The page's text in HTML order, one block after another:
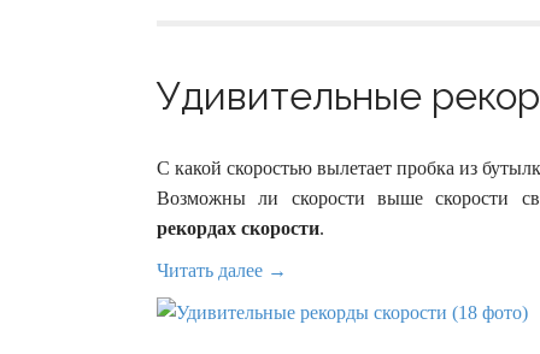
Удивительные
С какой скоростью вылетает пробка из
Возможны ли скорости выше скорости
рекордах скорости.
Читать далее →